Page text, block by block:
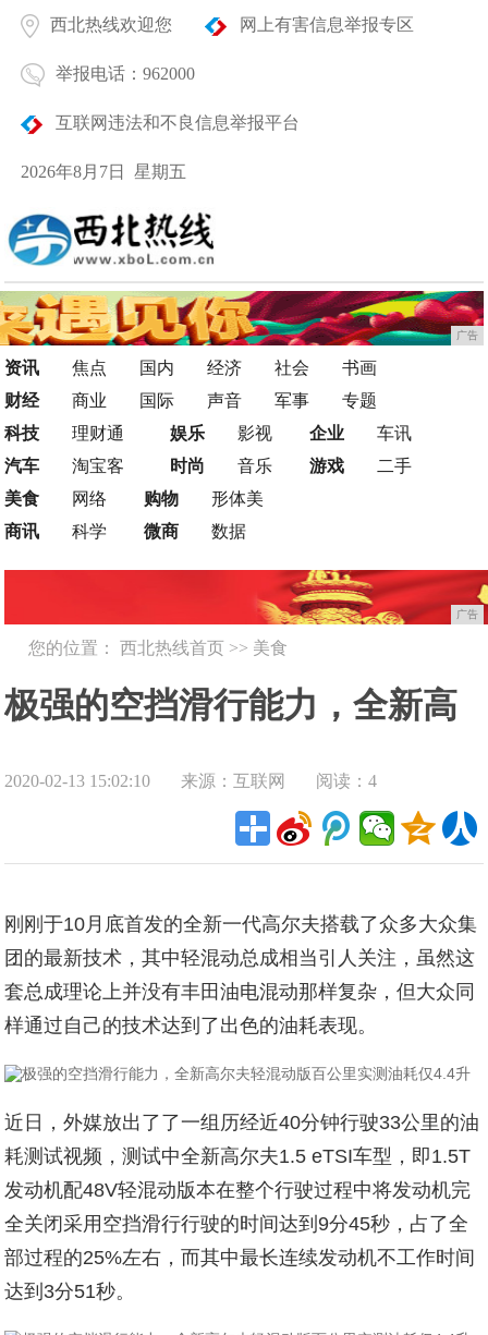
西北热线欢迎您 网上有害信息举报专区
举报电话：962000
互联网违法和不良信息举报平台
2026年8月7日 星期五
广告
资讯 焦点 国内 经济 社会
书画
财经
商业 国际 声音 军事
专题
科技
理财通
汽车
淘宝客
娱乐
影视
时尚
音乐
企业
车讯
游戏
二手
美食
网络
商讯
科学
购物
形体美
微商
数据
广告
您的位置：西北热线首页 >> 美食
极强的空挡滑行能力，全新高
尔夫轻混动版百公里实测油耗
2020-02-13 15:02:10 来源：互联网 阅读：4
刚刚于10月底首发的全新一代高尔夫搭载了众多大众集
团的最新技术，其中轻混动总成相当引人关注，虽然这
套总成理论上并没有丰田油电混动那样复杂，但大众同
样通过自己的技术达到了出色的油耗表现。
近日，外媒放出了了一组历经近40分钟行驶33公里的油
耗测试视频，测试中全新高尔夫1.5 eTSI车型，即1.5T
发动机配48V轻混动版本在整个行驶过程中将发动机完
全关闭采用空挡滑行行驶的时间达到9分45秒，占了全
部过程的25%左右，而其中最长连续发动机不工作时间
达到3分51秒。